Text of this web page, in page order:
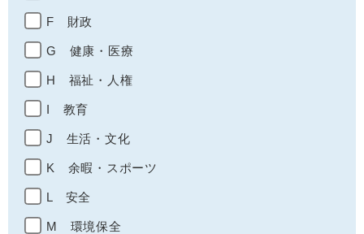
F 財政
G 健康・医療
H 福祉・人権
I 教育
J 生活・文化
K 余暇・スポーツ
L 安全
M 環境保全